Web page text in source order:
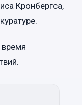
Кронбергса,